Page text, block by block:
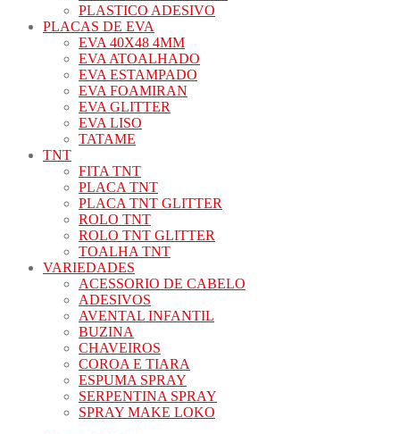
PLASTICO ADESIVO
PLACAS DE EVA
EVA 40X48 4MM
EVA ATOALHADO
EVA ESTAMPADO
EVA FOAMIRAN
EVA GLITTER
EVA LISO
TATAME
TNT
FITA TNT
PLACA TNT
PLACA TNT GLITTER
ROLO TNT
ROLO TNT GLITTER
TOALHA TNT
VARIEDADES
ACESSORIO DE CABELO
ADESIVOS
AVENTAL INFANTIL
BUZINA
CHAVEIROS
COROA E TIARA
ESPUMA SPRAY
SERPENTINA SPRAY
SPRAY MAKE LOKO